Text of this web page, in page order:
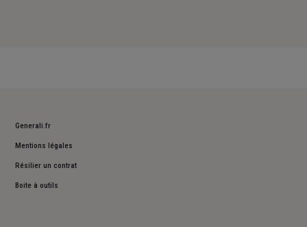
Generali.fr
Mentions légales
Résilier un contrat
Boite à outils